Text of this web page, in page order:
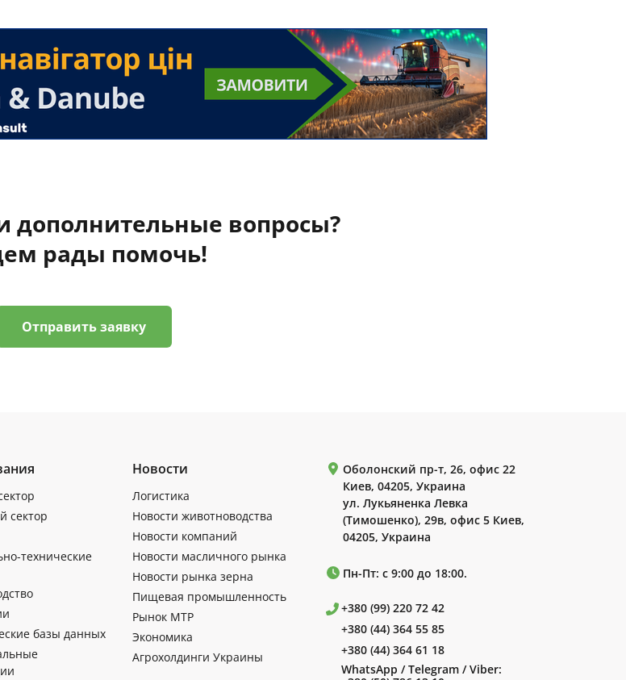
дополнительные вопросы?
рады помочь!
Отправить заявку
сектор
технические
базы данных
Новости
Логистика
Новости животноводства
Новости компаний
Новости масличного рынка
Новости рынка зерна
Пищевая промышленность
Рынок МТР
Экономика
Агрохолдинги Украины
Оболонский пр-т, 26, офис 22
Киев, 04205, Украина
ул. Лукьяненка Левка
(Тимошенко), 29в, офис 5 Киев,
04205, Украина
Пн-Пт: с 9:00 до 18:00.
+380 (99) 220 72 42
+380 (44) 364 55 85
+380 (44) 364 61 18
WhatsApp / Telegram / Viber: